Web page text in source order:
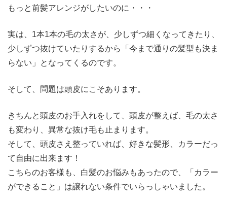
もっと前髪アレンジがしたいのに・・・
実は、1本1本の毛の太さが、少しずつ細くなってきたり、
少しずつ抜けていたりするから「今まで通りの髪型も決ま
らない」となってくるのです。
そして、問題は頭皮にこそあります。
きちんと頭皮のお手入れをして、頭皮が整えば、毛の太さ
も変わり、異常な抜け毛も止まります。
そして、頭皮さえ整っていれば、好きな髪形、カラーだっ
て自由に出来ます！
こちらのお客様も、白髪のお悩みもあったので、「カラー
ができること」は譲れない条件でいらっしゃいました。